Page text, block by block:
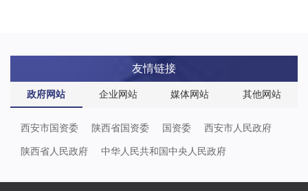
友情链接
政府网站 企业网站 媒体网站 其他网站
西安市国资委 陕西省国资委 国资委 西安市人民政府
陕西省人民政府 中华人民共和国中央人民政府